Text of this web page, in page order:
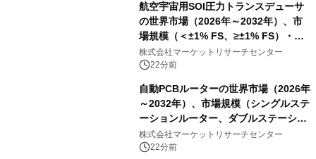
航空宇宙用SOI圧力トランスデューサ
の世界市場（2026年～2032年）、市
場規模（＜±1% FS、≥±1% FS）・分
析レポートを発表
株式会社マーケットリサーチセンター
22分前
自動PCBルーターの世界市場（2026年
～2032年）、市場規模（シングルステ
ーションルーター、ダブルステーショ
ンルーター）・分析レポートを発表
株式会社マーケットリサーチセンター
22分前